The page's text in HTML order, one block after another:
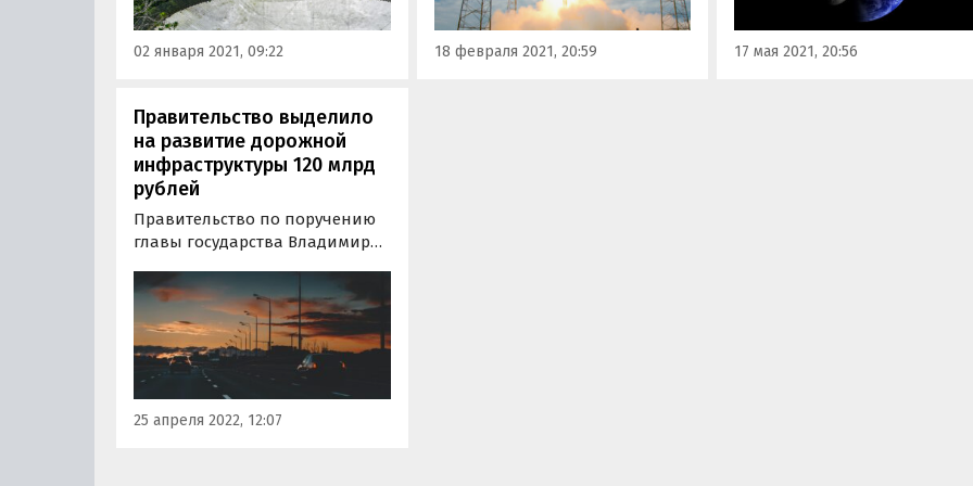
02 января 2021, 09:22
компании SpaceX с базы ВВС
Ванденберг в Калифорнии.
18 февраля 2021, 20:59
предназначенных для
генерирования кислорода
17 мая 2021, 20:56
Правительство выделило
на развитие дорожной
инфраструктуры 120 млрд
рублей
Правительство по поручению
главы государства Владимира
дополнительные 120 млрд
рублей на развитие дорожной
инфраструктуры страны.
Большую часть в размере 86
млрд рублей направят на
приведение к нормативному
состоянию более 2,5 тыс.…
25 апреля 2022, 12:07